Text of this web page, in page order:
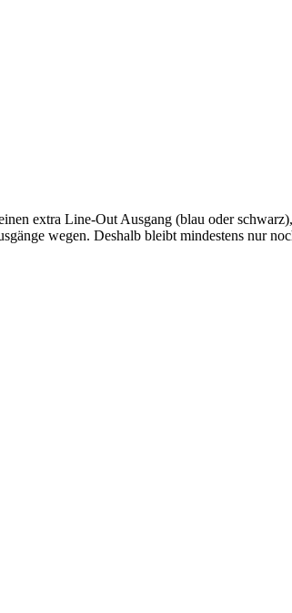
extra Line-Out Ausgang (blau oder
wegen. Deshalb bleibt mindestens nur